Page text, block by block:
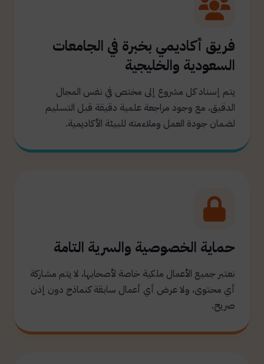
فريق أكاديمي بخبرة في الجامعات
السعودية والخليجية
يتم إسناد كل مشروع إلى مختص في نفس المجال
الدقيق، مع وجود مراجعة علمية دقيقة قبل التسليم
لضمان جودة العمل وملاءمته للبيئة الأكاديمية.
حماية الخصوصية والسرية التامة
نعتبر جميع الأعمال ملكية خاصة لأصحابها، لا يتم مشاركة
أي محتوى، ولا عرض أي أعمال سابقة كنماذج دون إذن
صريح.